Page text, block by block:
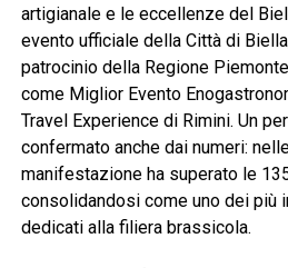
artigianale e le eccellenze del
evento ufficiale della Città di
patrocinio della Regione
come Miglior Evento
Travel Experience di Rimini. Un
confermato anche dai numeri:
manifestazione ha superato le
consolidandosi come uno dei più
dedicati alla filiera brassicola.